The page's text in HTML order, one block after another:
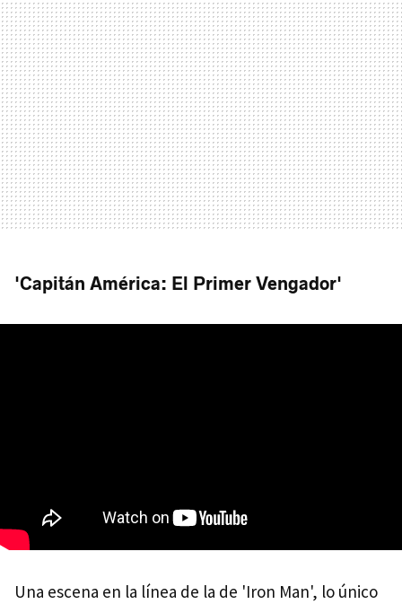
'Capitán América: El Primer Vengador'
Una escena en la línea de la de 'Iron Man', lo único